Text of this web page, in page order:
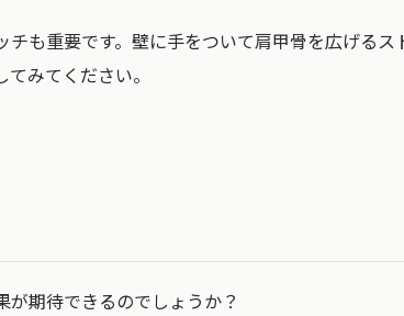
も重要です。壁に手をついて肩甲骨を広げる
みてください。
期待できるのでしょうか？